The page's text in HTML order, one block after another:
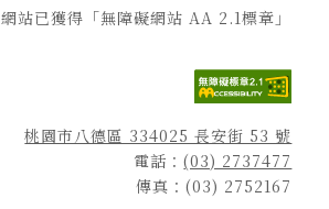
網站已獲得「無障礙網站 AA 2.1標章」
桃園市八德區 334025 長安街 53 號
電話：(03) 2737477
傳真：(03) 2752167